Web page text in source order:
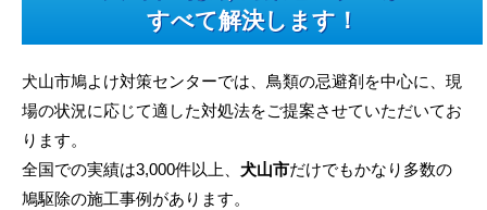
すべて解決します！
犬山市鳩よけ対策センターでは、鳥類の忌避剤を中心に、現
場の状況に応じて適した対処法をご提案させていただいてお
ります。
全国での実績は3,000件以上、 犬山市だけでもかなり多数の
鳩駆除の施工事例があります。